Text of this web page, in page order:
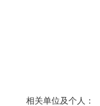
相关单位及个人：